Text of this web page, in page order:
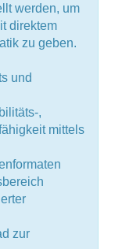
werden, um
direktem
zu geben.
und
,
mittels
zur